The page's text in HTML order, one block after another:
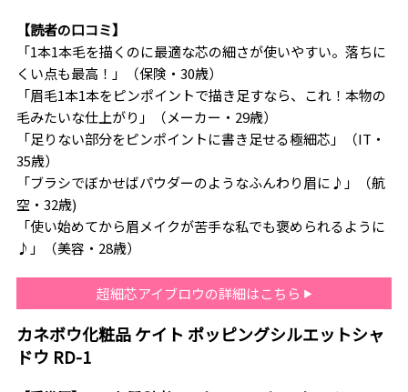
【読者の口コミ】
「1本1本毛を描くのに最適な芯の細さが使いやすい。落ちに
くい点も最高！」（保険・30歳）
「眉毛1本1本をピンポイントで描き足すなら、これ！本物の
毛みたいな仕上がり」（メーカー・29歳）
「足りない部分をピンポイントに書き足せる極細芯」（IT・
35歳）
「ブラシでぼかせばパウダーのようなふんわり眉に♪」（航
空・32歳)
「使い始めてから眉メイクが苦手な私でも褒められるように
♪」（美容・28歳）
超細芯アイブロウの詳細はこちら
カネボウ化粧品 ケイト ポッピングシルエットシャ
ドウ RD-1